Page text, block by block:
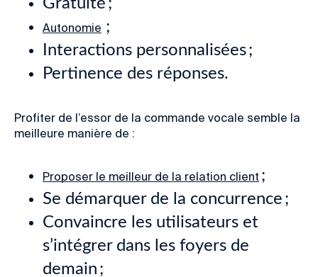
Gratuité ;
Autonomie ;
Interactions personnalisées ;
Pertinence des réponses.
Profiter de l’essor de la commande vocale semble la
meilleure manière de :
Proposer le meilleur de la relation client ;
Se démarquer de la concurrence ;
Convaincre les utilisateurs et
s’intégrer dans les foyers de
demain ;